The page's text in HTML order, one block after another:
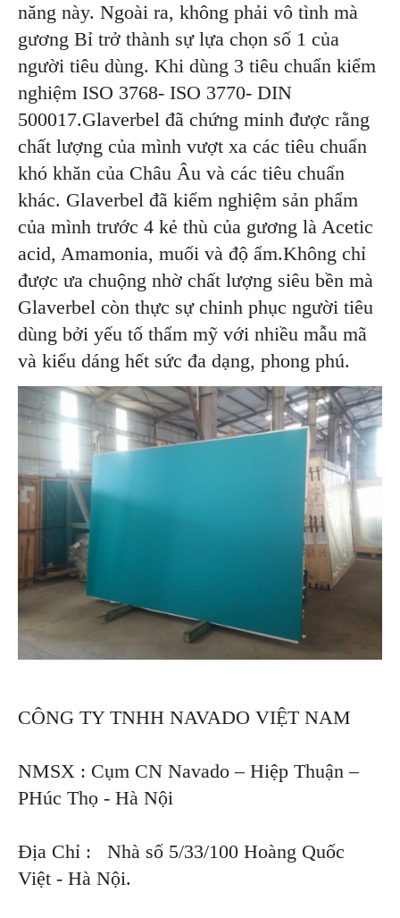
năng này. Ngoài ra, không phải vô tình mà
gương Bỉ trở thành sự lựa chọn số 1 của
người tiêu dùng. Khi dùng 3 tiêu chuẩn kiểm
nghiệm ISO 3768- ISO 3770- DIN
500017.Glaverbel đã chứng minh được rằng
chất lượng của mình vượt xa các tiêu chuẩn
khó khăn của Châu Âu và các tiêu chuẩn
khác. Glaverbel đã kiểm nghiệm sản phẩm
của mình trước 4 kẻ thù của gương là Acetic
acid, Amamonia, muối và độ ẩm.Không chỉ
được ưa chuộng nhờ chất lượng siêu bền mà
Glaverbel còn thực sự chinh phục người tiêu
dùng bởi yếu tố thẩm mỹ với nhiều mẫu mã
và kiểu dáng hết sức đa dạng, phong phú.
CÔNG TY TNHH NAVADO VIỆT NAM
NMSX : Cụm CN Navado – Hiệp Thuận –
PHúc Thọ - Hà Nội
Địa Chỉ : Nhà số 5/33/100 Hoàng Quốc
Việt - Hà Nội.